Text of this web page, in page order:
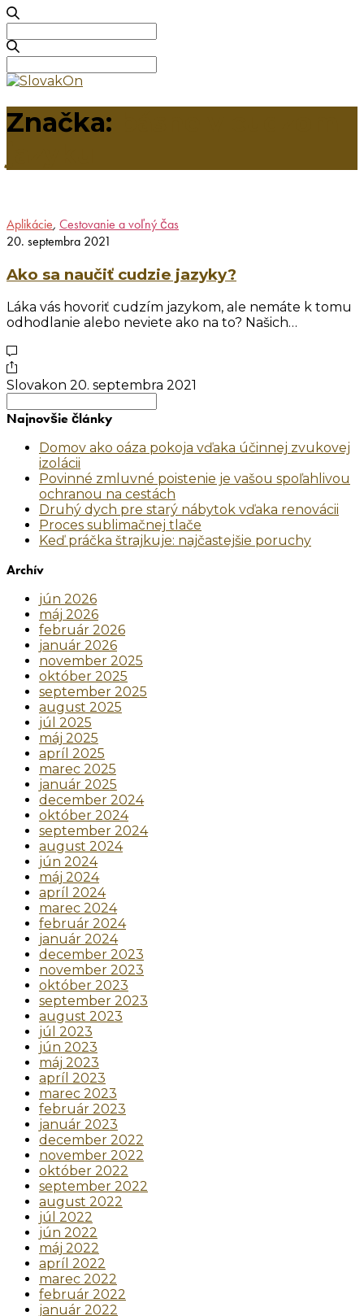
for:
for:
Značka:
Aplikácie, Cestovanie a voľný čas
20. septembra 2021
Ako sa naučiť cudzie jazyky?
Láka vás hovoriť cudzím jazykom, ale nemáte k tomu
odhodlanie alebo neviete ako na to? Našich…
Slovakon 20. septembra 2021
for:
Najnovšie články
Domov ako oáza pokoja vďaka účinnej zvukovej
izolácii
Povinné zmluvné poistenie je vašou spoľahlivou
ochranou na cestách
Druhý dych pre starý nábytok vďaka renovácii
Proces sublimačnej tlače
Keď práčka štrajkuje: najčastejšie poruchy
Archív
jún 2026
máj 2026
február 2026
január 2026
november 2025
október 2025
september 2025
august 2025
júl 2025
máj 2025
apríl 2025
marec 2025
január 2025
december 2024
október 2024
september 2024
august 2024
jún 2024
máj 2024
apríl 2024
marec 2024
február 2024
január 2024
december 2023
november 2023
október 2023
september 2023
august 2023
júl 2023
jún 2023
máj 2023
apríl 2023
marec 2023
február 2023
január 2023
december 2022
november 2022
október 2022
september 2022
august 2022
júl 2022
jún 2022
máj 2022
apríl 2022
marec 2022
február 2022
január 2022